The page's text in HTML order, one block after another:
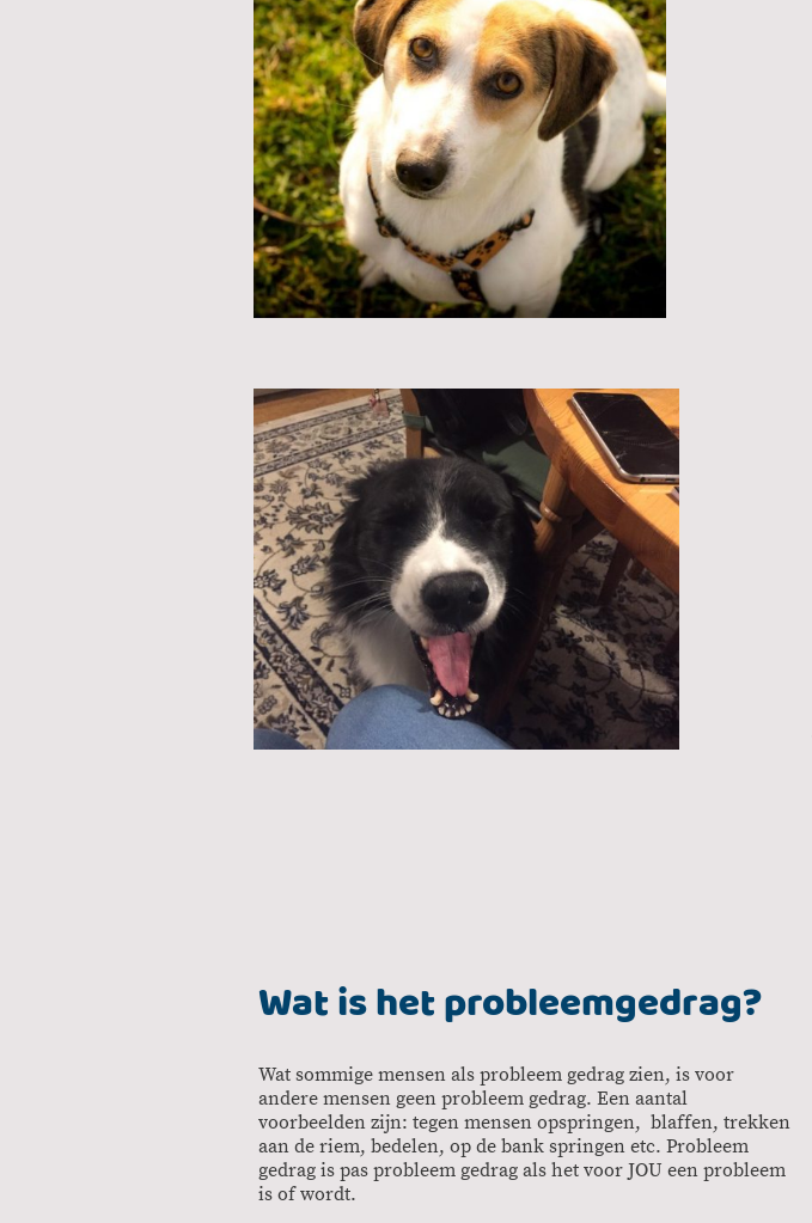
Wat is het probleemgedrag?
Wat sommige mensen als probleem gedrag zien, is voor
andere mensen geen probleem gedrag. Een aantal
voorbeelden zijn: tegen mensen opspringen, blaffen, trekken
aan de riem, bedelen, op de bank springen etc. Probleem
gedrag is pas probleem gedrag als het voor JOU een probleem
is of wordt.